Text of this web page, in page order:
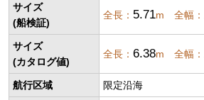
サイズ
(船検証)
全長： 5.71m 全幅：
サイズ
(カタログ値)
全長： 6.38m 全幅：
航行区域 限定沿海